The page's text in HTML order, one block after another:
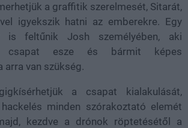
a graffitik szerelmesét, Sitarát,
igyekszik hatni az emberekre. Egy
is feltűnik Josh személyében, aki
csapat esze és bármit képes
arra van szükség.
a csapat kialakulását,
minden szórakoztató elemét
kezdve a drónok röptetésétől a